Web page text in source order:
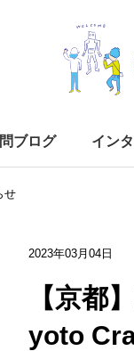
ブログ イン
せ
2023年03月04日
【京都
yoto